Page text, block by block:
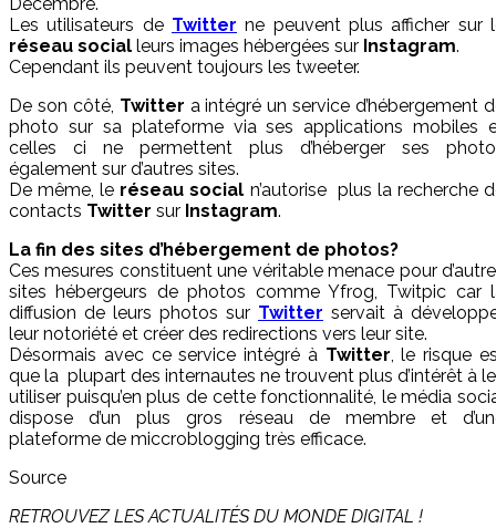
Les utilisateurs de Twitter ne peuvent plus afficher sur
réseau social leurs images hébergées sur Instagram.
Cependant ils peuvent toujours les tweeter.
De son côté, Twitter a intégré un service d’hébergement
photo sur sa plateforme via ses applications mobiles
celles ci ne permettent plus d’héberger ses
également sur d’autres sites.
De même, le réseau social n’autorise plus la recherche
contacts Twitter sur Instagram.
La fin des sites d’hébergement de photos?
Ces mesures constituent une véritable menace pour
sites hébergeurs de photos comme Yfrog, Twitpic car
diffusion de leurs photos sur Twitter servait à
leur notoriété et créer des redirections vers leur site.
Désormais avec ce service intégré à Twitter, le risque
que la plupart des internautes ne trouvent plus d’intérêt à
utiliser puisqu’en plus de cette fonctionnalité, le média
dispose d’un plus gros réseau de membre et
plateforme de miccroblogging très efficace.
Source
RETROUVEZ LES ACTUALITÉS DU MONDE DIGITAL !